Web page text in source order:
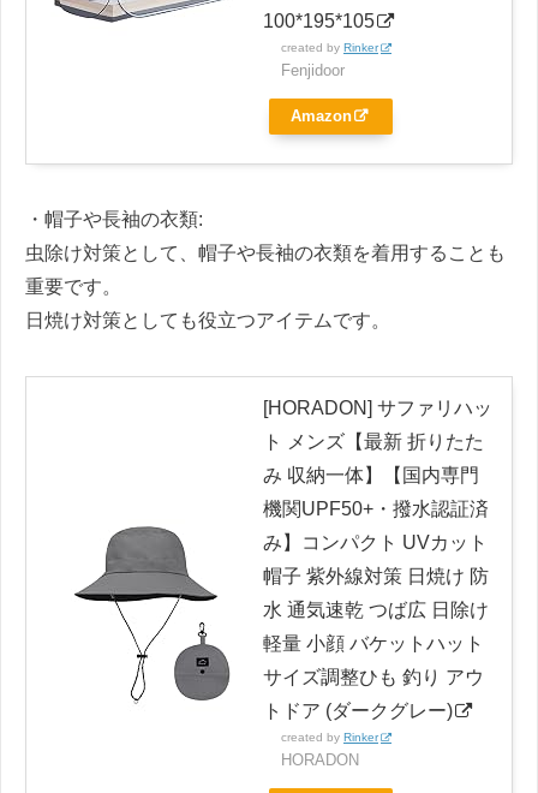
100*195*105
created by Rinker
Fenjidoor
Amazon
・帽子や長袖の衣類:
虫除け対策として、帽子や長袖の衣類を着用することも
重要です。
日焼け対策としても役立つアイテムです。
[HORADON] サファリハッ
ト メンズ【最新 折りたた
み 収納一体】【国内専門
機関UPF50+・撥水認証済
み】コンパクト UVカット
帽子 紫外線対策 日焼け 防
水 通気速乾 つば広 日除け
軽量 小顔 バケットハット
サイズ調整ひも 釣り アウ
トドア (ダークグレー)
created by Rinker
HORADON